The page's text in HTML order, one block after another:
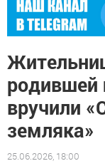
родившей
вручили
земляка»
25.06.2026, 18:00